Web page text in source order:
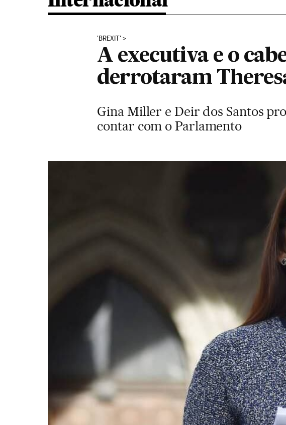
'BREXIT'
A executiva e o
derrotaram
Gina Miller e Deir dos Santos
contar com o Parlamento